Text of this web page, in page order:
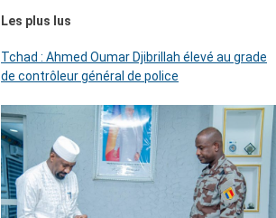
Les plus lus
Tchad : Ahmed Oumar Djibrillah élevé au grade
de contrôleur général de police